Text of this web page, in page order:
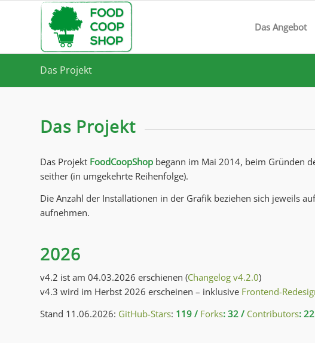
Das Angebot
Das Projekt
Das Projekt
Das Projekt FoodCoopShop begann im Mai 2014, beim Gründen
seither (in umgekehrte Reihenfolge).
Die Anzahl der Installationen in der Grafik beziehen sich jeweils
aufnehmen.
2026
v4.2 ist am 04.03.2026 erschienen (Changelog v4.2.0)
v4.3 wird im Herbst 2026 erscheinen – inklusive Frontend-
Stand 11.06.2026: GitHub-Stars: 119 / Forks: 32 / Contributors: